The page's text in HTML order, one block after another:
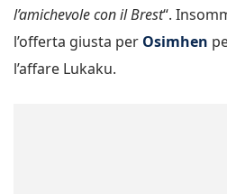
l’amichevole con il Brest“.
l’offerta giusta per Osimhen
l’affare Lukaku.